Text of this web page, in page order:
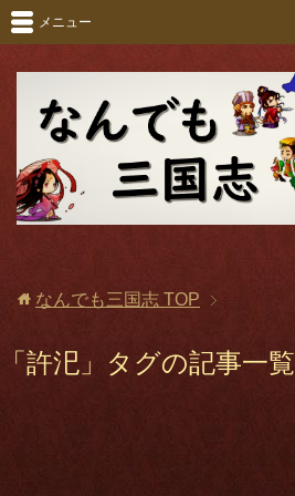
メニュー
なんでも三国志 TOP
「許汜」タグの記事一覧